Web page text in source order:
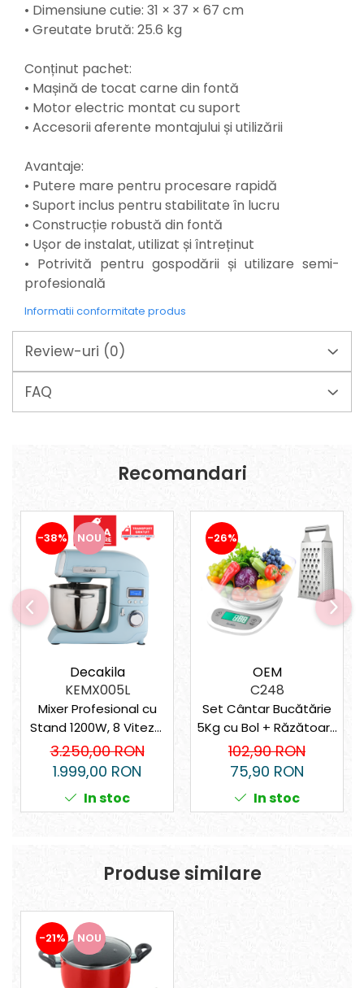
Tirbușoane și deschizătoare de
Trafalet
Trimmere
Trusă tubulare
Unelte pentru grădină
Greble
Motoforeze și Burghie de Pământ
Ventilatoare
• Dimensiune cutie: 31 × 37 × 67 cm
• Greutate brută: 25.6 kg
Conținut pachet:
• Mașină de tocat carne din fontă
• Motor electric montat cu suport
• Accesorii aferente montajului și utilizării
Avantaje:
• Putere mare pentru procesare rapidă
• Suport inclus pentru stabilitate în lucru
• Construcție robustă din fontă
• Ușor de instalat, utilizat și întreținut
• Potrivită pentru gospodării și utilizare semi-
profesională
Informatii conformitate produs
Review-uri (0)
FAQ
Recomandari
-38% NOU
Decakila
KEMX005L
Mixer Profesional cu
Stand 1200W, 8 Viteze,
Bol Inox 5.5L, Accesorii
Complete – Tocător,
Blender, Mașină de
Tocat Carne, Aparat
3.250,00 RON
1.999,00 RON
In stoc
-26%
OEM
C248
Set Cântar Bucătărie
5Kg cu Bol + Răzătoare
4 Fețe Cadou
102,90 RON
75,90 RON
In stoc
Produse similare
-21% NOU